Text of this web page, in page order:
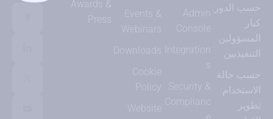
حسب الدور:
كبار
المسؤولين
التنفيذيين
حسب حالة
الاستخدام:
تطوير
Admin
Console
Integration
Security &
Complianc
Events &
Webinars
Downloads
Cookie
Policy
Website
Awards &
Press